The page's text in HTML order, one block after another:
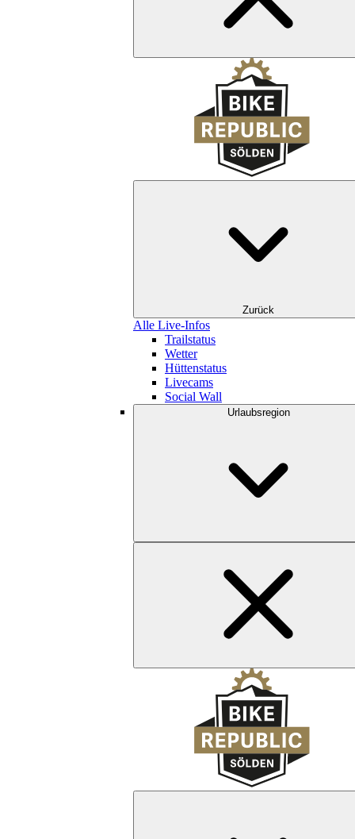
Zurück
Alle Live-Infos
Trailstatus
Wetter
Hüttenstatus
Livecams
Social Wall
Urlaubsregion